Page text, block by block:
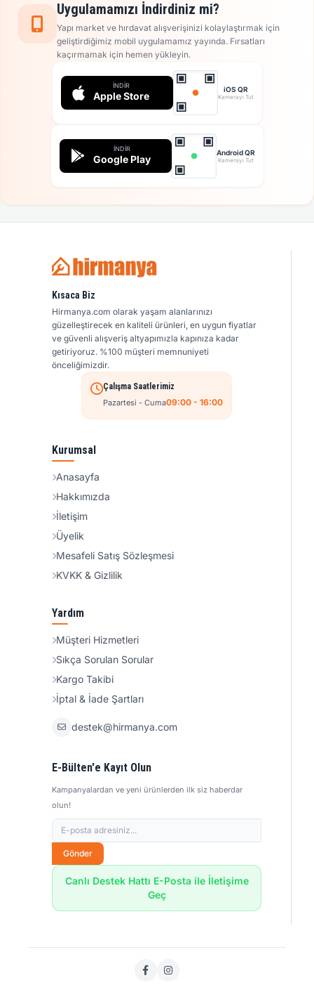
Uygulamamızı İndirdiniz mi?
Yapı market ve hırdavat alışverişinizi kolaylaştırmak için
geliştirdiğimiz mobil uygulamamız yayında. Fırsatları
kaçırmamak için hemen yükleyin.
İNDIR
Apple Store
iOS QR
Kamerayı Tut
İNDIR
Google Play
Android QR
Kamerayı Tut
Kısaca Biz
Hirmanya.com olarak yaşam alanlarınızı
güzelleştirecek en kaliteli ürünleri, en uygun fiyatlar
ve güvenli alışveriş altyapımızla kapınıza kadar
getiriyoruz. %100 müşteri memnuniyeti
önceliğimizdir.
Çalışma Saatlerimiz
Pazartesi - Cuma09:00 - 16:00
Kurumsal
Anasayfa
Hakkımızda
İletişim
Üyelik
Mesafeli Satış Sözleşmesi
KVKK & Gizlilik
Yardım
Müşteri Hizmetleri
Sıkça Sorulan Sorular
Kargo Takibi
İptal & İade Şartları
destek@hirmanya.com
E-Bülten'e Kayıt Olun
Kampanyalardan ve yeni ürünlerden ilk siz haberdar
olun!
Gönder
Canlı Destek Hattı E-Posta ile İletişime
Geç